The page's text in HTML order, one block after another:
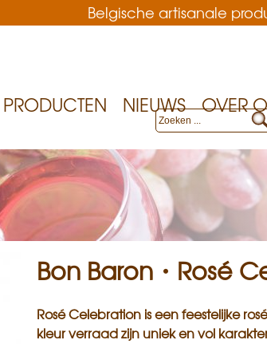
Belgische artisanale
PRODUCTEN NIEUWS OVER
Bon Baron・Rosé
Rosé Celebration is een feestelijke
kleur verraad zijn uniek en vol